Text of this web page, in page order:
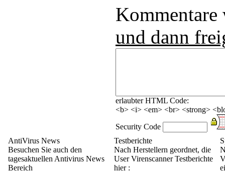
und dann
erlaubter HTML Code:
<b> <i> <em> <br> <strong>
Security Code
AntiVirus News
Besuchen Sie auch den
tagesaktuellen Antivirus News
Bereich
Testberichte
Nach Herstellern geordnet, die
User Virenscanner Testberichte
hier :